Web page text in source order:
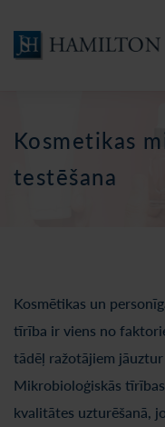
Kosmetikas
testēšana
Kosmētikas un
tīrība ir viens no
tādēļ ražotājiem
Mikrobioloģiskās
kvalitātes uzturēšanā,